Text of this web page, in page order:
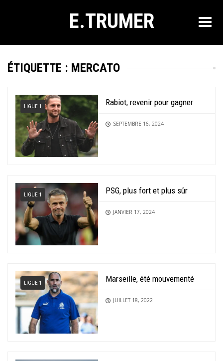
E.TRUMER
ÉTIQUETTE : MERCATO
LIGUE 1 Rabiot, revenir pour gagner
SEPTEMBRE 16, 2024
LIGUE 1 PSG, plus fort et plus sûr
JANVIER 17, 2024
LIGUE 1 Marseille, été mouvementé
JUILLET 18, 2022